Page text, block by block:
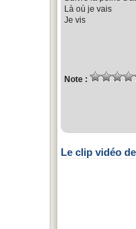
Là où je vais
Je vis
Note :
Le clip vidéo de